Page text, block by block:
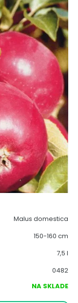
Malus domestica
150-160 cm
7,5 l
0482
NA SKLADE